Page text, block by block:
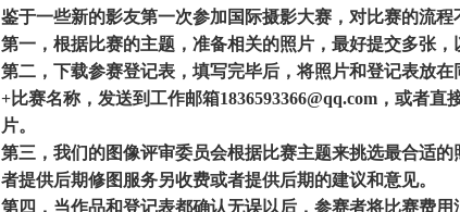
鉴于一些新的影友第一次参加国际摄影大赛，对比赛的流程
第一，根据比赛的主题，准备相关的照片，最好提交多张，
第二，下载参赛登记表，填写完毕后，将照片和登记表放
+比赛名称，发送到工作邮箱1836593366@qq.com ，或者直
片。
第三，我们的图像评审委员会根据比赛主题来挑选最合适
者提供后期修图服务另收费或者提供后期的建议和意见。
第四，当作品和登记表都确认无误以后，参赛者将比赛费